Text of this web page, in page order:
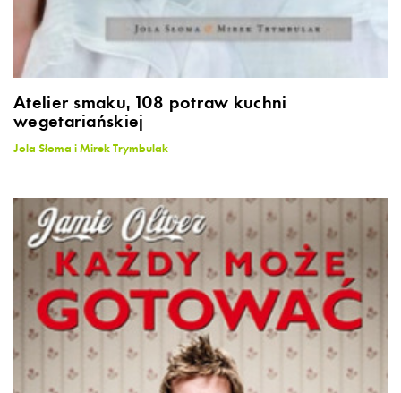
Atelier smaku, 108 potraw kuchni
wegetariańskiej
Jola Słoma i Mirek Trymbulak